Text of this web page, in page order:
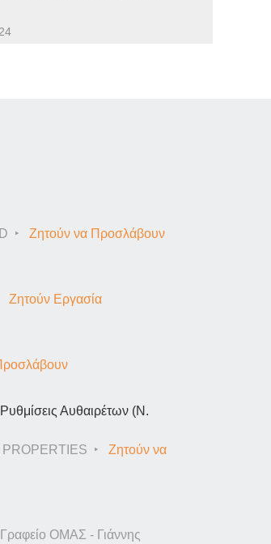
Ζητούν να Προσλάβουν
Ζητούν Εργασία
Αυθαιρέτων (Ν.
PROPERTIES
Ζητούν να
Γραφείο ΟΜΑΣ - Γιάννης